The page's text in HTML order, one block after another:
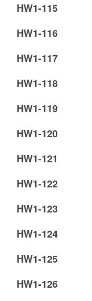
HW1-115
HW1-116
HW1-117
HW1-118
HW1-119
HW1-120
HW1-121
HW1-122
HW1-123
HW1-124
HW1-125
HW1-126